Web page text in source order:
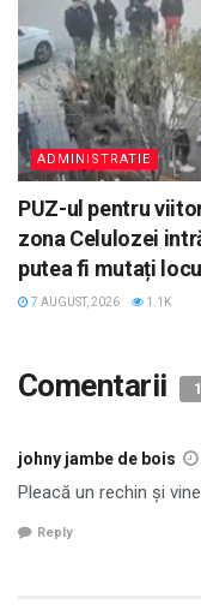
ADMINISTRATIE
PUZ-ul pentru
zona Celulozei
putea fi mutați
7 AUGUST, 2026 1.1K
Comentarii 1
johny jambe de bois
Pleacă un rechin și
Reply